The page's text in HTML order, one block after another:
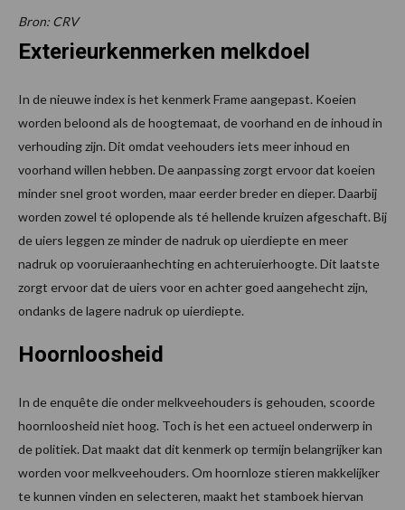
Bron: CRV
Exterieurkenmerken melkdoel
In de nieuwe index is het kenmerk Frame aangepast. Koeien
worden beloond als de hoogtemaat, de voorhand en de inhoud in
verhouding zijn. Dit omdat veehouders iets meer inhoud en
voorhand willen hebben. De aanpassing zorgt ervoor dat koeien
minder snel groot worden, maar eerder breder en dieper. Daarbij
worden zowel té oplopende als té hellende kruizen afgeschaft. Bij
de uiers leggen ze minder de nadruk op uierdiepte en meer
nadruk op vooruieraanhechting en achteruierhoogte. Dit laatste
zorgt ervoor dat de uiers voor en achter goed aangehecht zijn,
ondanks de lagere nadruk op uierdiepte.
Hoornloosheid
In de enquête die onder melkveehouders is gehouden, scoorde
hoornloosheid niet hoog. Toch is het een actueel onderwerp in
de politiek. Dat maakt dat dit kenmerk op termijn belangrijker kan
worden voor melkveehouders. Om hoornloze stieren makkelijker
te kunnen vinden en selecteren, maakt het stamboek hiervan